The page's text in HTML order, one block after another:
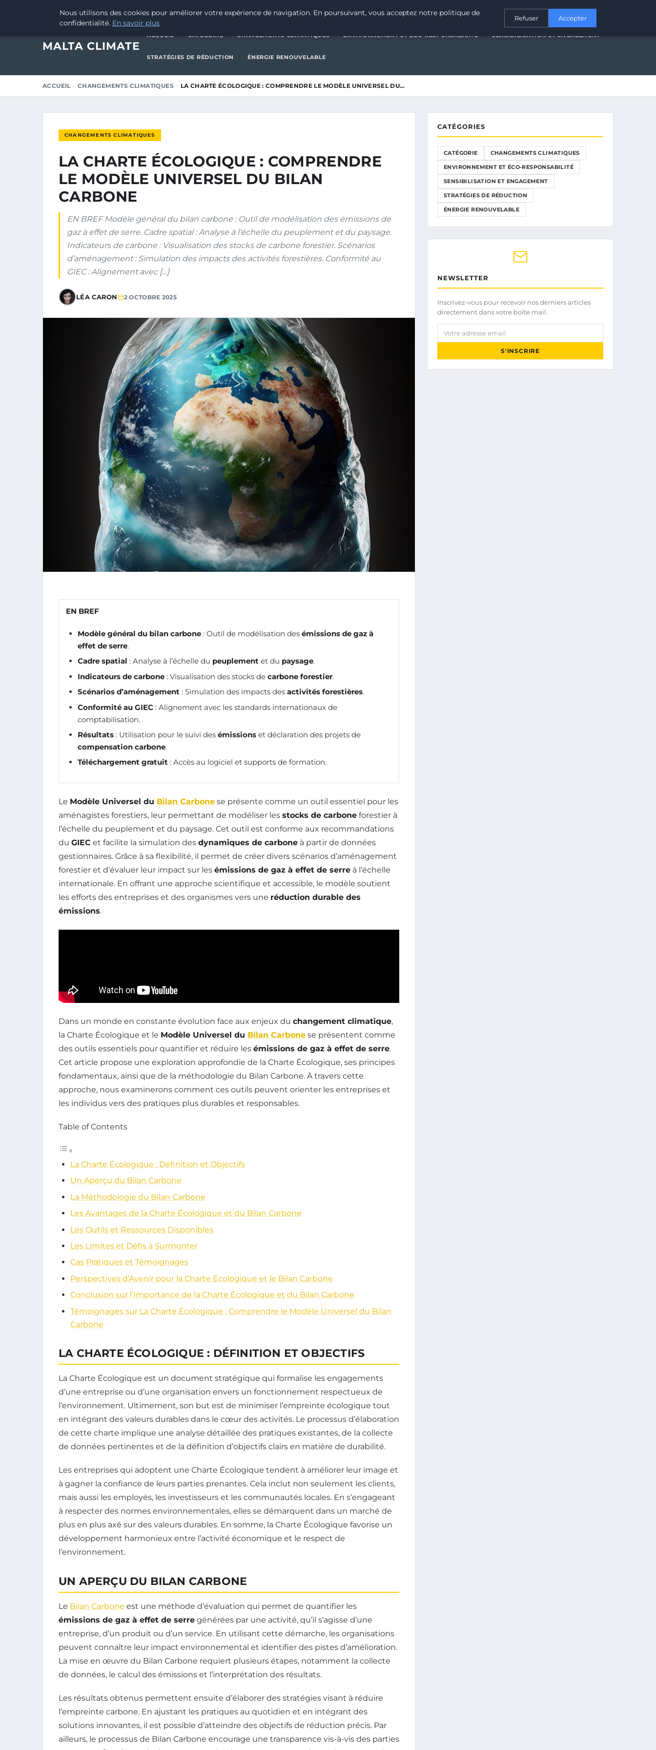
2 OCTOBRE 2025 CATÉGORIE CHANGEMENTS CLIMATIQUES ENVIRONNEMENT ET ÉCO-RESPONSABILITÉSENSIBILISATION ET ENGAGEMENT
MALTA CLIMATE
ACCUEIL CATÉGORIE CHANGEMENTS CLIMATIQUES ENVIRONNEMENT ET ÉCO-RESPONSABILITÉ SENSIBILISATION ET ENGAGEMENT
STRATÉGIES DE RÉDUCTION ÉNERGIE RENOUVELABLE
ACCUEIL CHANGEMENTS CLIMATIQUES LA CHARTE ÉCOLOGIQUE : COMPRENDRE LE MODÈLE UNIVERSEL DU…
CHANGEMENTS CLIMATIQUES
LA CHARTE ÉCOLOGIQUE : COMPRENDRE
LE MODÈLE UNIVERSEL DU BILAN
CARBONE
EN BREF Modèle général du bilan carbone : Outil de modélisation des émissions de
gaz à effet de serre. Cadre spatial : Analyse à l’échelle du peuplement et du paysage.
Indicateurs de carbone : Visualisation des stocks de carbone forestier. Scénarios
d’aménagement : Simulation des impacts des activités forestières. Conformité au
GIEC : Alignement avec […]
LÉA CARON 2 OCTOBRE 2025
EN BREF
Modèle général du bilan carbone : Outil de modélisation des émissions de gaz à
effet de serre.
Cadre spatial : Analyse à l’échelle du peuplement et du paysage.
Indicateurs de carbone : Visualisation des stocks de carbone forestier.
Scénarios d’aménagement : Simulation des impacts des activités forestières.
Conformité au GIEC : Alignement avec les standards internationaux de
comptabilisation.
Résultats : Utilisation pour le suivi des émissions et déclaration des projets de
compensation carbone.
Téléchargement gratuit : Accès au logiciel et supports de formation.
Le Modèle Universel du Bilan Carbone se présente comme un outil essentiel pour les
aménagistes forestiers, leur permettant de modéliser les stocks de carbone forestier à
l’échelle du peuplement et du paysage. Cet outil est conforme aux recommandations
du GIEC et facilite la simulation des dynamiques de carbone à partir de données
gestionnaires. Grâce à sa flexibilité, il permet de créer divers scénarios d’aménagement
forestier et d’évaluer leur impact sur les émissions de gaz à effet de serre à l’échelle
internationale. En offrant une approche scientifique et accessible, le modèle soutient
les efforts des entreprises et des organismes vers une réduction durable des
émissions.
Dans un monde en constante évolution face aux enjeux du changement climatique,
la Charte Écologique et le Modèle Universel du Bilan Carbone se présentent comme
des outils essentiels pour quantifier et réduire les émissions de gaz à effet de serre.
Cet article propose une exploration approfondie de la Charte Écologique, ses principes
fondamentaux, ainsi que de la méthodologie du Bilan Carbone. À travers cette
approche, nous examinerons comment ces outils peuvent orienter les entreprises et
les individus vers des pratiques plus durables et responsables.
Table of Contents
La Charte Écologique : Définition et Objectifs
Un Aperçu du Bilan Carbone
La Méthodologie du Bilan Carbone
Les Avantages de la Charte Écologique et du Bilan Carbone
Les Outils et Ressources Disponibles
Les Limites et Défis à Surmonter
Cas Pratiques et Témoignages
Perspectives d’Avenir pour la Charte Écologique et le Bilan Carbone
Conclusion sur l’Importance de la Charte Écologique et du Bilan Carbone
Témoignages sur La Charte Écologique : Comprendre le Modèle Universel du Bilan
Carbone
LA CHARTE ÉCOLOGIQUE : DÉFINITION ET OBJECTIFS
La Charte Écologique est un document stratégique qui formalise les engagements
d’une entreprise ou d’une organisation envers un fonctionnement respectueux de
l’environnement. Ultimement, son but est de minimiser l’empreinte écologique tout
en intégrant des valeurs durables dans le cœur des activités. Le processus d’élaboration
de cette charte implique une analyse détaillée des pratiques existantes, de la collecte
de données pertinentes et de la définition d’objectifs clairs en matière de durabilité.
Les entreprises qui adoptent une Charte Écologique tendent à améliorer leur image et
à gagner la confiance de leurs parties prenantes. Cela inclut non seulement les clients,
mais aussi les employés, les investisseurs et les communautés locales. En s’engageant
à respecter des normes environnementales, elles se démarquent dans un marché de
plus en plus axé sur des valeurs durables. En somme, la Charte Écologique favorise un
développement harmonieux entre l’activité économique et le respect de
l’environnement.
UN APERÇU DU BILAN CARBONE
Le Bilan Carbone est une méthode d’évaluation qui permet de quantifier les
émissions de gaz à effet de serre générées par une activité, qu’il s’agisse d’une
entreprise, d’un produit ou d’un service. En utilisant cette démarche, les organisations
peuvent connaître leur impact environnemental et identifier des pistes d’amélioration.
La mise en œuvre du Bilan Carbone requiert plusieurs étapes, notamment la collecte
de données, le calcul des émissions et l’interprétation des résultats.
Les résultats obtenus permettent ensuite d’élaborer des stratégies visant à réduire
l’empreinte carbone. En ajustant les pratiques au quotidien et en intégrant des
solutions innovantes, il est possible d’atteindre des objectifs de réduction précis. Par
ailleurs, le processus de Bilan Carbone encourage une transparence vis-à-vis des parties
CATÉGORIES
CATÉGORIE CHANGEMENTS CLIMATIQUES
ENVIRONNEMENT ET ÉCO-RESPONSABILITÉ
SENSIBILISATION ET ENGAGEMENT
STRATÉGIES DE RÉDUCTION
ÉNERGIE RENOUVELABLE
NEWSLETTER
Inscrivez-vous pour recevoir nos derniers articles
directement dans votre boîte mail.
Votre adresse email
S'INSCRIRE
Nous utilisons des cookies pour améliorer votre expérience de navigation. En poursuivant, vous acceptez notre politique de
confidentialité. En savoir plus
Refuser Accepter